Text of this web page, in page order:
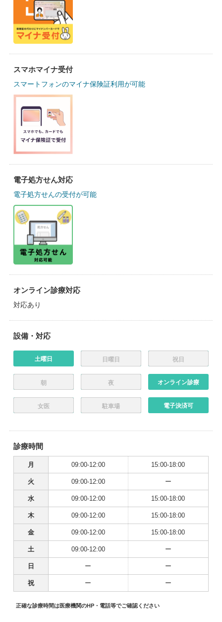
スマホマイナ受付
スマートフォンのマイナ保険証利用が可能
電子処方せん対応
電子処方せんの受付が可能
オンライン診療対応
対応あり
設備・対応
土曜日 日曜日 祝日
朝 夜 オンライン診療
女医 駐車場 電子決済可
診療時間
月 09:00-12:00 15:00-18:00
火 09:00-12:00 ー
水 09:00-12:00 15:00-18:00
木 09:00-12:00 15:00-18:00
金 09:00-12:00 15:00-18:00
土 09:00-12:00 ー
日 ー ー
祝 ー ー
正確な診療時間は医療機関のHP・電話等でご確認ください